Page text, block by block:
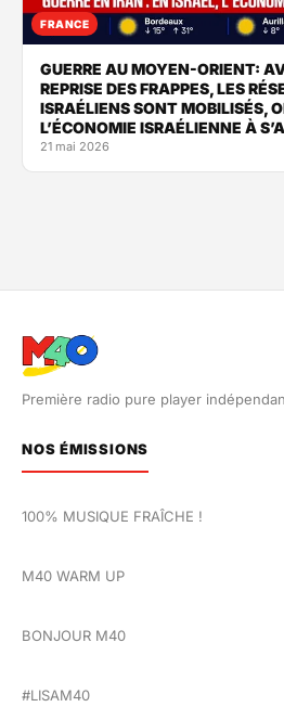
FRANCE
GUERRE AU MOYEN-ORIENT:
REPRISE DES FRAPPES, LES
ISRAÉLIENS SONT MOBILISÉS,
L’ÉCONOMIE ISRAÉLIENNE À
21 mai 2026
Première radio pure player
NOS ÉMISSIONS
100% MUSIQUE FRAÎCHE !
M40 WARM UP
BONJOUR M40
#LISAM40